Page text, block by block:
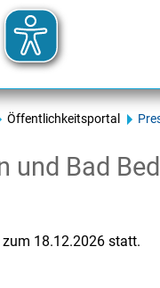
Öffentlichkeitsportal
und Bad
18.12.2026 statt.